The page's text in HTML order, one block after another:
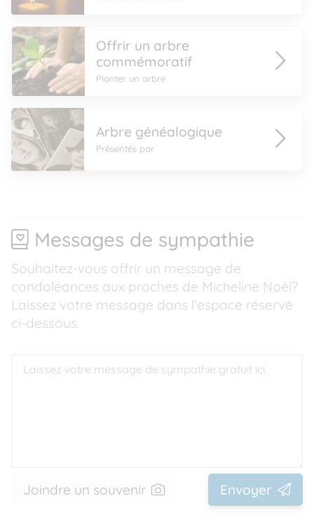
Offrir un arbre
commémoratif
Planter un arbre
Arbre généalogique
Présentés par
Messages de sympathie
Souhaitez-vous offrir un message de
condoléances aux proches de Micheline Noël?
Laissez votre message dans l'espace réservé
ci-dessous.
Joindre un souvenir Envoyer